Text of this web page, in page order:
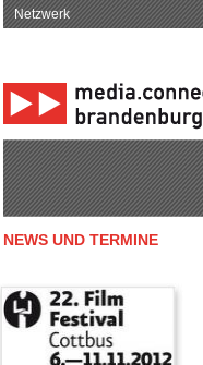
Netzwerk
NEWS UND TERMINE